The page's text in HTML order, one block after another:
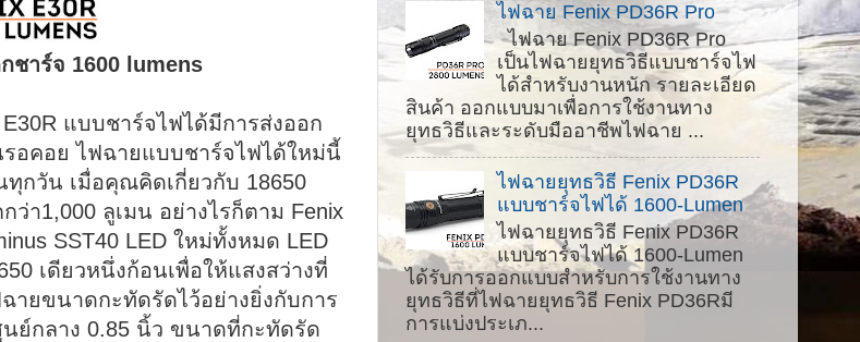
ชาร์จ 1600 lumens
แบบชาร์จไฟได้มีการส่งออก
รอคอย ไฟฉายแบบชาร์จไฟได้ใหม่นี้
กวัน เมื่อคุณคิดเกี่ยวกับ 18650
1,000 ลูเมน อย่างไรก็ตาม Fenix
SST40 LED ใหม่ทั้งหมด LED
เดียวหนึ่งก้อนเพื่อให้แสงสว่างที่
ายขนาดกะทัดรัดไว้อย่างยิ่งกับการ
นย์กลาง 0.85 นิ้ว ขนาดที่กะทัดรัด
ไฟฉาย Fenix PD36R Pro
ไฟฉาย Fenix PD36R Pro
เป็นไฟฉายยุทธวิธีแบบชาร์จไฟ
ได้สำหรับงานหนัก รายละเอียด
สินค้า ออกแบบมาเพื่อการใช้งานทาง
ยุทธวิธีและระดับมืออาชีพไฟฉาย ...
ไฟฉายยุทธวิธี Fenix ​​PD36R
แบบชาร์จไฟได้ 1600-Lumen
ไฟฉายยุทธวิธี Fenix ​​PD36R
แบบชาร์จไฟได้ 1600-Lumen
ได้รับการออกแบบสำหรับการใช้งานทาง
ยุทธวิธีที่ไฟฉายยุทธวิธี Fenix PD36Rมี
การแบ่งประเภ...